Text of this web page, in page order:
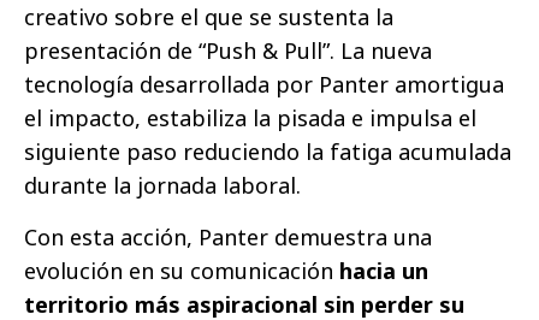
creativo sobre el que se sustenta la
presentación de “Push & Pull”. La nueva
tecnología desarrollada por Panter amortigua
el impacto, estabiliza la pisada e impulsa el
siguiente paso reduciendo la fatiga acumulada
durante la jornada laboral.
Con esta acción, Panter demuestra una
evolución en su comunicación hacia un
territorio más aspiracional sin perder su